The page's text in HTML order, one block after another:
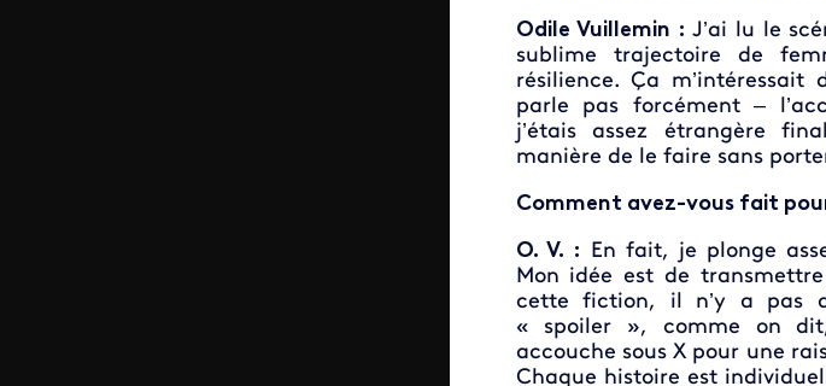
Odile Vuillemin :J’ai lu le
sublime trajectoire de
résilience. Ça
parle pas forcément –
j’étais assez étrangère
manière de le faire sans
Comment avez-vous fait
O. V. : En fait, je plonge
Mon idée est de
cette fiction, il n’y a pas
« spoiler », comme on
accouche sous X pour une
Chaque histoire est